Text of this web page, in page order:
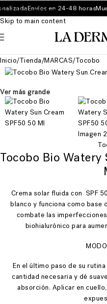
Skip to navigation
Skip to main content
Envíos en 24-48 horas
Inicio/Tienda/MARCAS/Tocobo
Ver más grande
Tocobo Bio Watery
Crema solar fluida con SPF
blanco y funciona como base
combate las
biohialurónico para
En el último paso de su
cantidad necesaria y dé
absorción. Aplicar en